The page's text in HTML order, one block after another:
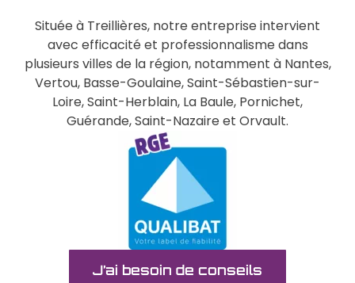
Située à Treillières, notre entreprise intervient
avec efficacité et professionnalisme dans
plusieurs villes de la région, notamment à Nantes,
Vertou, Basse-Goulaine, Saint-Sébastien-sur-
Loire, Saint-Herblain, La Baule, Pornichet,
Guérande, Saint-Nazaire et Orvault.
J’ai besoin de conseils